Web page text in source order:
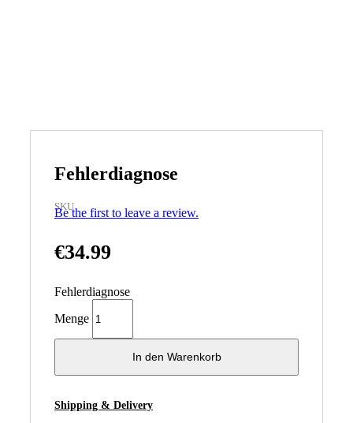
Fehlerdiagnose
SKU
Be the first to leave a review.
€34.99
Fehlerdiagnose
Menge
In den Warenkorb
Shipping & Delivery